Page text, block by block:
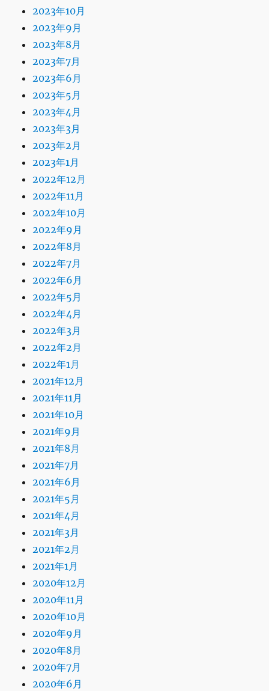
2023年10月
2023年9月
2023年8月
2023年7月
2023年6月
2023年5月
2023年4月
2023年3月
2023年2月
2023年1月
2022年12月
2022年11月
2022年10月
2022年9月
2022年8月
2022年7月
2022年6月
2022年5月
2022年4月
2022年3月
2022年2月
2022年1月
2021年12月
2021年11月
2021年10月
2021年9月
2021年8月
2021年7月
2021年6月
2021年5月
2021年4月
2021年3月
2021年2月
2021年1月
2020年12月
2020年11月
2020年10月
2020年9月
2020年8月
2020年7月
2020年6月